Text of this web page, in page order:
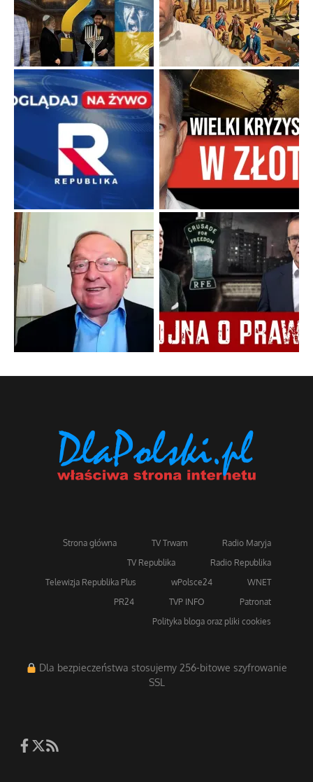
Strona główna TV Trwam
Radio Maryja
TV Republika
Radio Republika
Telewizja Republika Plus
wPolsce24
WNET
PR24
TVP INFO
Patronat
Polityka bloga oraz pliki cookies
Dla bezpieczeństwa stosujemy 256-bitowe szyfrowanie
SSL